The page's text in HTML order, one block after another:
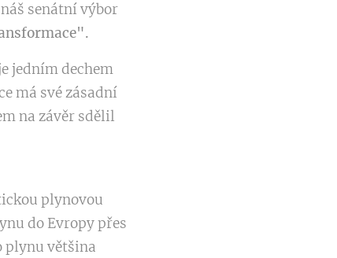
senátní výbor
jedním dechem
má své zásadní
na závěr sdělil
plynovou
do Evropy přes
plynu většina